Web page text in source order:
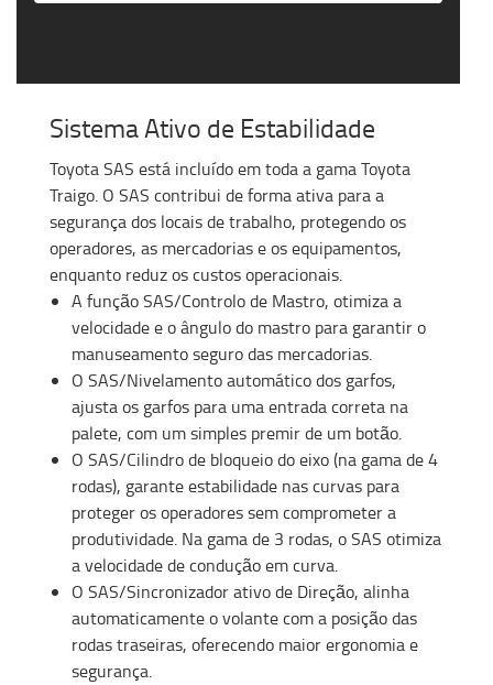
Sistema Ativo de Estabilidade
Toyota SAS está incluído em toda a gama Toyota
Traigo. O SAS contribui de forma ativa para a
segurança dos locais de trabalho, protegendo os
operadores, as mercadorias e os equipamentos,
enquanto reduz os custos operacionais.
A função SAS/Controlo de Mastro, otimiza a
velocidade e o ângulo do mastro para garantir o
manuseamento seguro das mercadorias.
O SAS/Nivelamento automático dos garfos,
ajusta os garfos para uma entrada correta na
palete, com um simples premir de um botão.
O SAS/Cilindro de bloqueio do eixo (na gama de 4
rodas), garante estabilidade nas curvas para
proteger os operadores sem comprometer a
produtividade. Na gama de 3 rodas, o SAS otimiza
a velocidade de condução em curva.
O SAS/Sincronizador ativo de Direção, alinha
automaticamente o volante com a posição das
rodas traseiras, oferecendo maior ergonomia e
segurança.